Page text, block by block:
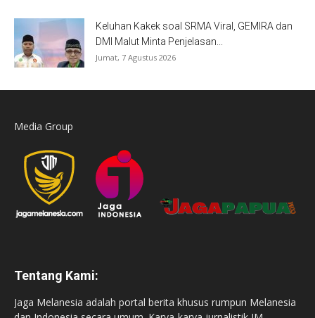
Keluhan Kakek soal SRMA Viral, GEMIRA dan
DMI Malut Minta Penjelasan...
Jumat, 7 Agustus 2026
Media Group
Tentang Kami:
Jaga Melanesia adalah portal berita khusus rumpun Melanesia